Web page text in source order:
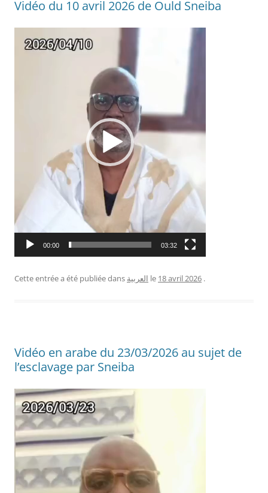
Vidéo du 10 avril 2026 de Ould Sneiba
vidéo
00:00 03:32
Cette entrée a été publiée dans العربية le 18 avril 2026 .
Vidéo en arabe du 23/03/2026 au sujet de
l’esclavage par Sneiba
Lecteur
vidéo